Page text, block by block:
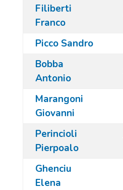
Filiberti
Franco
Picco Sandro
Bobba
Antonio
Marangoni
Giovanni
Perincioli
Pierpoalo
Ghenciu
Elena